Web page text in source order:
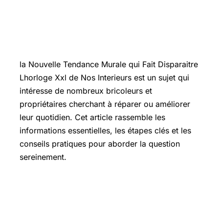
la Nouvelle Tendance Murale qui Fait Disparaitre
Lhorloge Xxl de Nos Interieurs est un sujet qui
intéresse de nombreux bricoleurs et
propriétaires cherchant à réparer ou améliorer
leur quotidien. Cet article rassemble les
informations essentielles, les étapes clés et les
conseils pratiques pour aborder la question
sereinement.